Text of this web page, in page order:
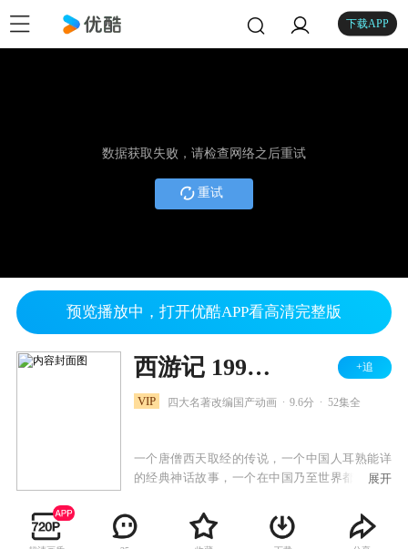
下载APP
数据获取失败，请检查网络之后重试
重试
预览播放中，打开优酷APP看高清完整版
西游记 1998版 +追
VIP 四大名著改编国产动画 9.6分 52集全
一个唐僧西天取经的传说，一个中国人耳熟能详
的经典神话故事，一个在中国乃至世界都已广泛
记》，让你在一个个神话仙境中留下不解之缘。
幽光点点、妖孽蠢动、张牙舞爪、狞笑狂喊，总
展开